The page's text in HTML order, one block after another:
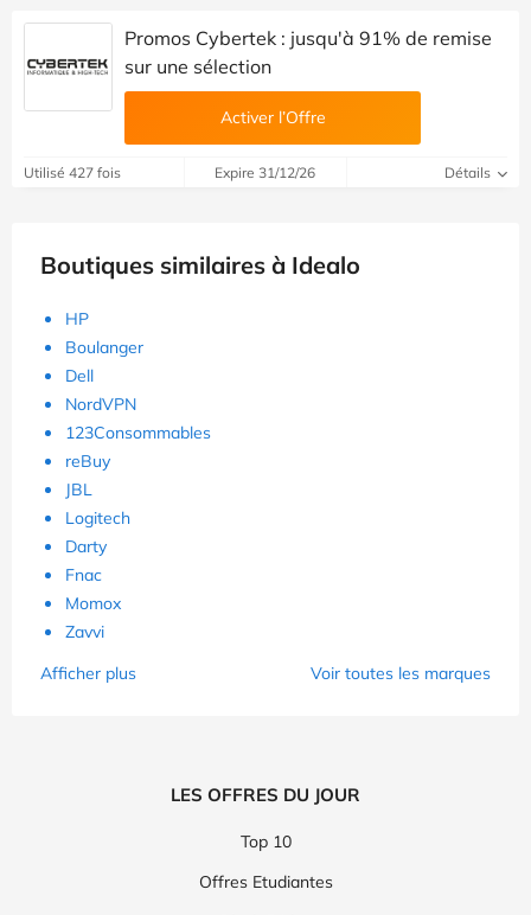
Promos Cybertek : jusqu'à 91% de remise
sur une sélection
Activer l’Offre
Utilisé 427 fois Expire 31/12/26 Détails
Boutiques similaires à Idealo
HP
Boulanger
Dell
NordVPN
123Consommables
reBuy
JBL
Logitech
Darty
Fnac
Momox
Zavvi
Afficher plus
Voir toutes les marques
LES OFFRES DU JOUR
Top 10
Offres Etudiantes